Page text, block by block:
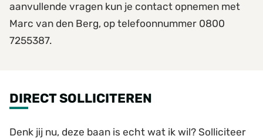
aanvullende vragen kun je contact opnemen met
Marc van den Berg, op telefoonnummer 0800
7255387.
DIRECT SOLLICITEREN
Denk jij nu, deze baan is echt wat ik wil? Solliciteer